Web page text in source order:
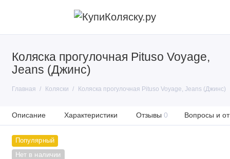
Коляска прогулочная Pituso Voyage,
Jeans (Джинс)
Главная Коляски Коляска прогулочная Pituso Voyage, Jeans (Джинс)
Описание Характеристики Отзывы 0 Вопросы и
Популярный
Нет в наличии